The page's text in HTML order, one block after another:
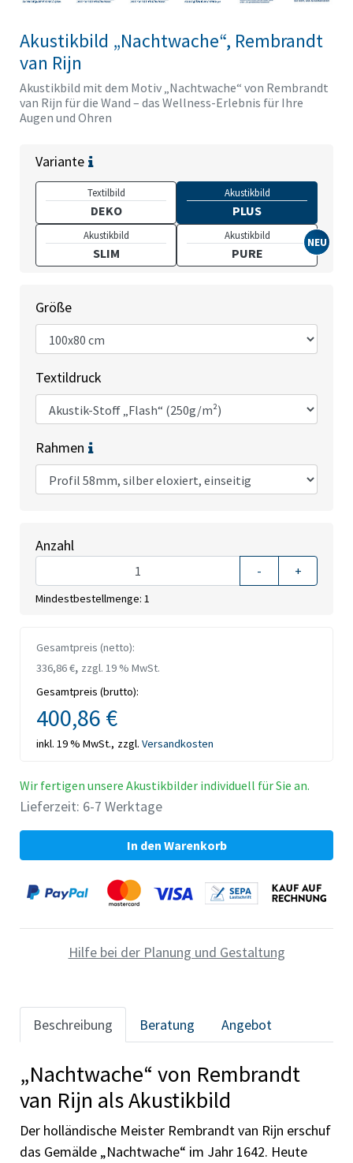
Akustikbild „Nachtwache“, Rembrandt
van Rijn
Akustikbild mit dem Motiv „Nachtwache“ von Rembrandt
van Rijn für die Wand – das Wellness-Erlebnis für Ihre
Augen und Ohren
Variante
Textilbild
DEKO
Akustikbild
PLUS
Akustikbild
SLIM
Akustikbild
PURE
Größe
Textildruck
Rahmen
Anzahl
- +
Mindestbestellmenge: 1
Gesamtpreis (netto):
336,86 €, zzgl. 19 % MwSt.
Gesamtpreis (brutto):
400,86 €
inkl. 19 % MwSt., zzgl. Versandkosten
Wir fertigen unsere Akustikbilder individuell für Sie an.
Lieferzeit: 6-7 Werktage
In den Warenkorb
Hilfe bei der Planung und Gestaltung
Beschreibung Beratung Angebot
„Nachtwache“ von Rembrandt
van Rijn als Akustikbild
Der holländische Meister Rembrandt van Rijn erschuf
das Gemälde „Nachtwache“ im Jahr 1642. Heute